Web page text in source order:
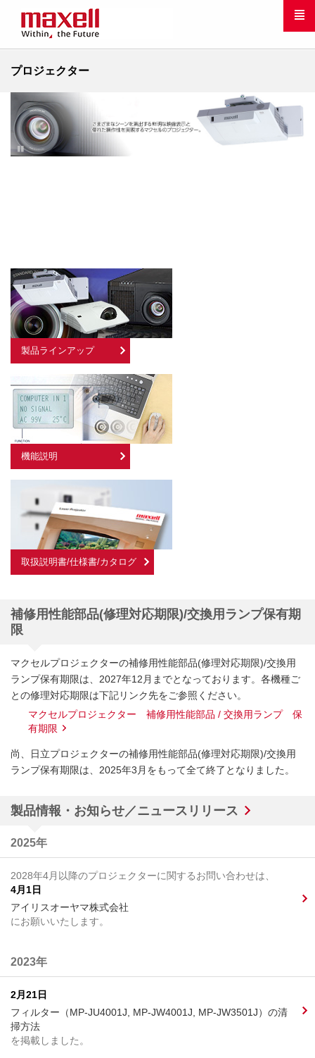
プロジェクター
製品ラインアップ
機能説明
取扱説明書/仕様書/カタログ
補修用性能部品(修理対応期限)/交換用ランプ保有期
限
マクセルプロジェクターの補修用性能部品(修理対応期限)/交換用
ランプ保有期限は、2027年12月までとなっております。各機種ご
との修理対応期限は下記リンク先をご参照ください。
マクセルプロジェクター 補修用性能部品 / 交換用ランプ 保
有期限
尚、日立プロジェクターの補修用性能部品(修理対応期限)/交換用
ランプ保有期限は、2025年3月をもって全て終了となりました。
製品情報・お知らせ／ニュースリリース
2025年
2028年4月以降のプロジェクターに関するお問い合わせは、
4月1日
アイリスオーヤマ株式会社
にお願いいたします。
2023年
2月21日
フィルター（MP-JU4001J, MP-JW4001J, MP-JW3501J）の清
掃方法
を掲載しました。